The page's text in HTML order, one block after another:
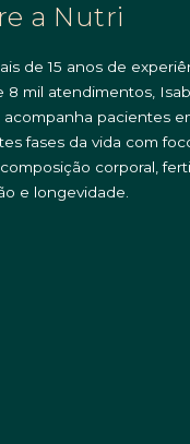
a Nutri
de 15 anos de
8 mil atendimentos,
acompanha pacientes
fases da vida com
corporal,
e longevidade.